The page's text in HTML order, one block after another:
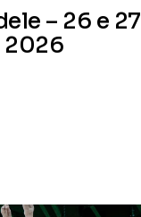
– 26 e 27
2026